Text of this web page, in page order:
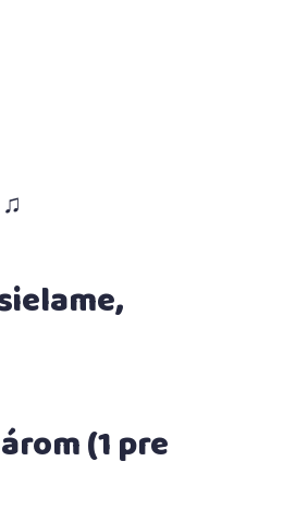
(1 pre